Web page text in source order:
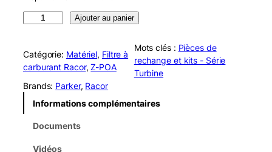
n
t
i
t
Ajouter au panier
Catégorie: Matériel, Filtre à
carburant Racor, Z-POA
Mots clés : Pièces de
rechange et kits - Série
Turbine
Brands: Parker, Racor
Informations complémentaires
Documents
Vidéos